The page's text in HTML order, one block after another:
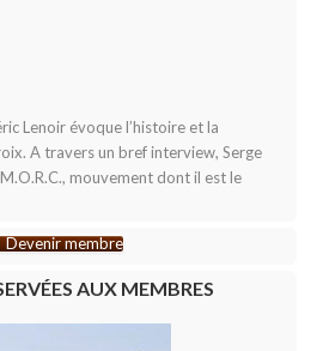
Lenoir évoque l’histoire et la
A travers un bref interview, Serge
mouvement dont il est le
Devenir membre
AUX MEMBRES